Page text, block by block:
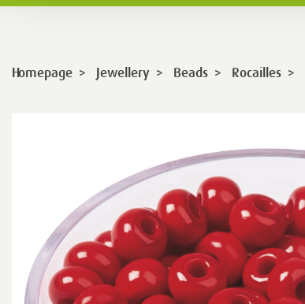
Homepage > Jewellery > Beads > Rocailles >